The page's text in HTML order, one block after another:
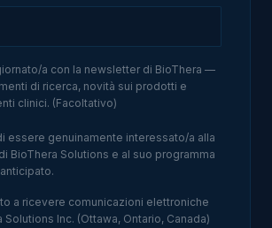
a con la newsletter di BioThera —
di ricerca, novità sui prodotti e
clinici. (Facoltativo)
essere genuinamente interessato/a alla
BioThera Solutions e al suo programma
a ricevere comunicazioni elettroniche
Solutions Inc. (Ottawa, Ontario, Canada)